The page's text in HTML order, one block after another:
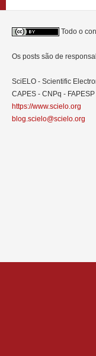
Todo o
Os posts são de
SciELO - Scientific
CAPES - CNPq -
https://www.scielo.org
blog.scielo@scielo.org